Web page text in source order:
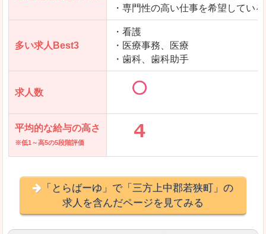
・専門性の高い仕事を希望してい
多い求人Best3
・看護
・医療事務、医療
・歯科、歯科助手
求人数
平均的な給与の高さ
※低1～高5の5段階評価
「とらばーゆ」で「三方上中郡若狭町」の
求人を含んだページを見てみる